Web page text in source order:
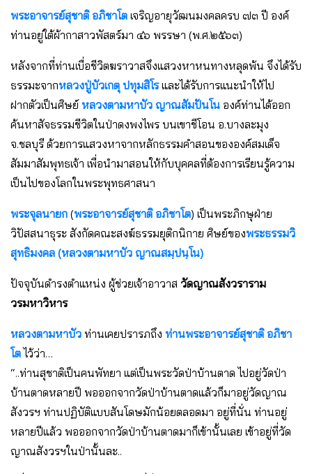
พระอาจารย์สุชาติ อภิชาโต เจริญอายุวัฒนมงคลครบ ๗๓ ปี องค์
ท่านอยู่ใต้ผ้ากาสาวพัสตร์มา ๔๖ พรรษา (พ.ศ.๒๕๖๓)
หลังจากที่ท่านเบื่อชีวิตฆราวาสจึงแสวงหาหนทางหลุดพ้น จึงได้รับ
ธรรมะจากหลวงปู่บัวเกตุ ปทุมสิโรและได้รับการแนะนำให้ไป
ฝากตัวเป็นศิษย์ หลวงตามหาบัว ญาณสัมปันโน องค์ท่านได้ออก
ค้นหาสัจธรรมชีวิตในป่าดงพงไพร บนเขาชีโอน อ.บางละมุง
จ.ชลบุรี ด้วยการแสวงหาจากหลักธรรมคำสอนขององค์สมเด็จ
สัมมาสัมพุทธเจ้า เพื่อนำมาสอนให้กับบุคคลที่ต้องการเรียนรู้ความ
เป็นไปของโลกในพระพุทธศาสนา
พระจุลนายก (พระอาจารย์สุชาติ อภิชาโต) เป็นพระภิกษุฝ่าย
วิปัสสนาธุระ สังกัดคณะสงฆ์ธรรมยุติกนิกาย ศิษย์ของพระธรรมวิ
สุทธิมงคล (หลวงตามหาบัว ญาณสมฺปนฺโน)
ปัจจุบันดำรงตำแหน่ง ผู้ช่วยเจ้าอาวาส วัดญาณสังวราราม
วรมหาวิหาร
หลวงตามหาบัว ท่านเคยปรารภถึง ท่านพระอาจารย์สุชาติ อภิชา
โตไว้ว่า…
“..ท่านสุชาติเป็นคนพัทยา แต่เป็นพระวัดป่าบ้านตาด ไปอยู่วัดป่า
บ้านตาดหลายปี พอออกจากวัดป่าบ้านตาดแล้วก็มาอยู่วัดญาณ
สังวรฯ ท่านปฏิบัติแบบสันโดษมักน้อยตลอดมา อยู่ที่นั่น ท่านอยู่
หลายปีแล้ว พอออกจากวัดป่าบ้านตาดมาก็เข้านั้นเลย เข้าอยู่ที่วัด
ญาณสังวรฯในป่านั้นละ..